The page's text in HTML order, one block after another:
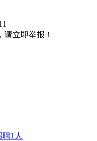
立即举报！
1人